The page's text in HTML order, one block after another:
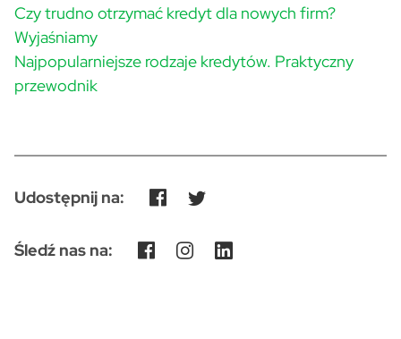
Czy trudno otrzymać kredyt dla nowych firm?
Wyjaśniamy
Najpopularniejsze rodzaje kredytów. Praktyczny
przewodnik
Udostępnij na:
Śledź nas na: